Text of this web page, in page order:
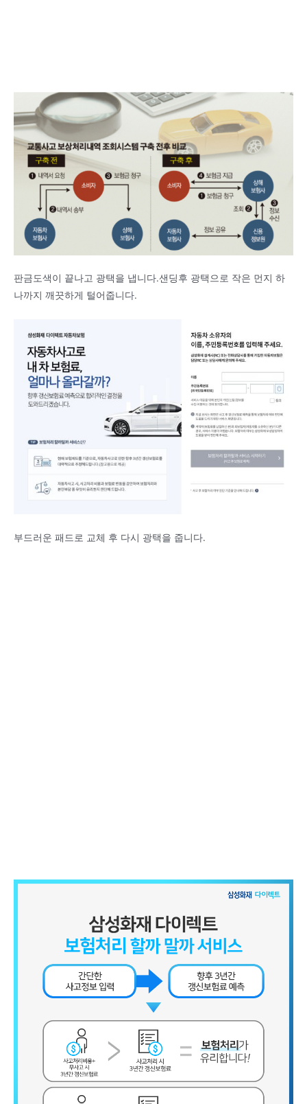
판금도색이 끝나고 광택을 냅니다.샌딩후 광택으로 작은 먼지 하
나까지 깨끗하게 털어줍니다.
부드러운 패드로 교체 후 다시 광택을 줍니다.